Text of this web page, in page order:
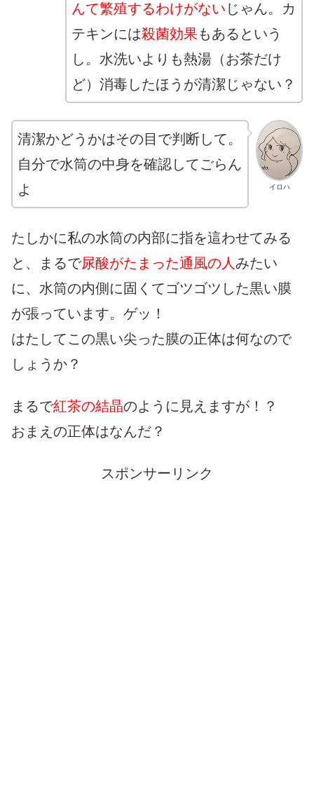
んて繁殖するわけがない じゃん。カ
テキンには殺菌効果もあるという
し。水洗いよりも熱湯（お茶だけ
ど）消毒したほうが清潔じゃない？
イロハ
清潔かどうかはその目で判断して。
自分で水筒の中身を確認してごらん
よ
たしかに私の水筒の内部に指を這わせてみる
と、まるで尿酸がたまった通風の人みたい
に、水筒の内側に固くてゴツゴツした黒い膜
が張っています。ゲッ！
はたしてこの黒い尖った膜の正体は何なので
しょうか？
まるで紅茶の結晶のように見えますが！？
おまえの正体はなんだ？
スポンサーリンク